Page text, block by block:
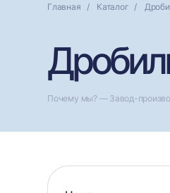
Главная Каталог
Почему мы? — Завод-